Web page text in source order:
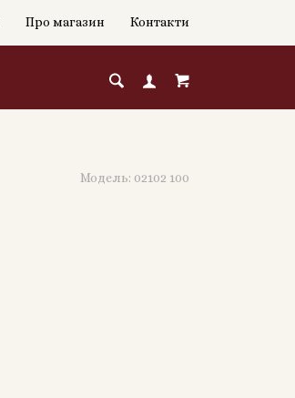
Про магазин Контакти
Модель: 02102 100